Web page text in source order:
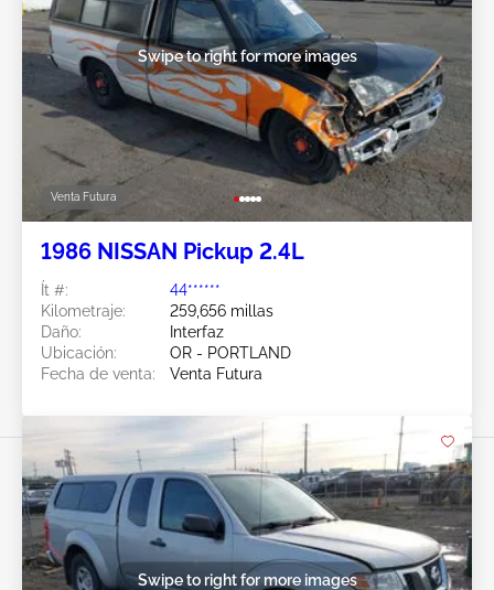
Venta Futura
Swipe to right for more images
1986 NISSAN Pickup 2.4L
Ít #:
44******
Kilometraje:
259,656 millas
Daño:
Interfaz
Ubicación:
OR - PORTLAND
Fecha de venta:
Venta Futura
Swipe to right for more images